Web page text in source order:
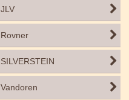
JLV
Rovner
SILVERSTEIN
Vandoren